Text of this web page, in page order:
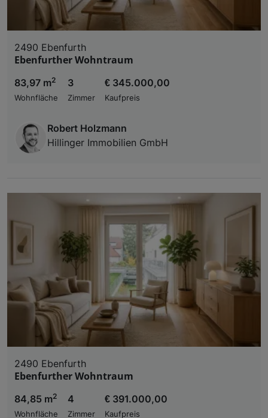
2490 Ebenfurth
Ebenfurther Wohntraum
83,97 m2
Wohnfläche
3
Zimmer
€ 345.000,00
Kaufpreis
Robert Holzmann
Hillinger Immobilien GmbH
2490 Ebenfurth
Ebenfurther Wohntraum
84,85 m2
Wohnfläche
4
Zimmer
€ 391.000,00
Kaufpreis